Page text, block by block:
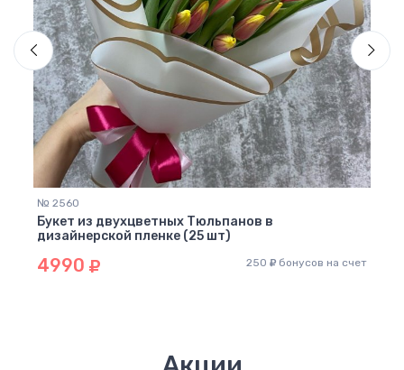
№ 2560
Букет из двухцветных Тюльпанов в
дизайнерской пленке (25 шт)
4990 250 бонусов на счет